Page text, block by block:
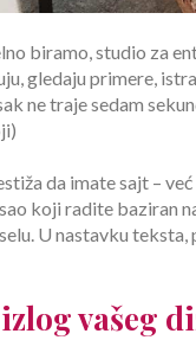
biramo, studio za
gledaju primere,
ne traje sedam
da imate sajt – već
koji radite baziran
U nastavku teksta,
vašeg